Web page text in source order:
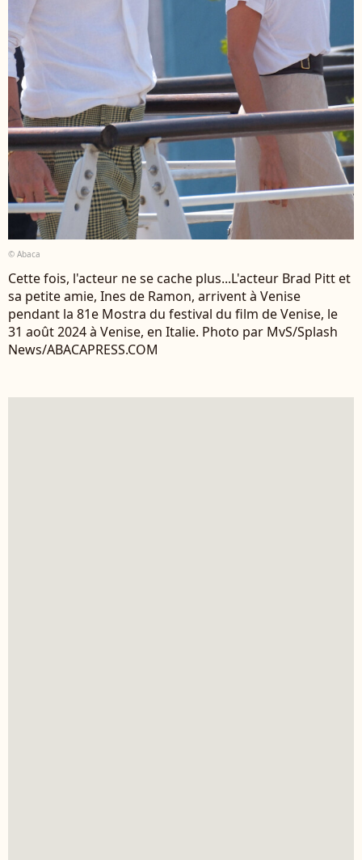
© Abaca
Cette fois, l'acteur ne se cache plus...L'acteur Brad Pitt et
sa petite amie, Ines de Ramon, arrivent à Venise
pendant la 81e Mostra du festival du film de Venise, le
31 août 2024 à Venise, en Italie. Photo par MvS/Splash
News/ABACAPRESS.COM